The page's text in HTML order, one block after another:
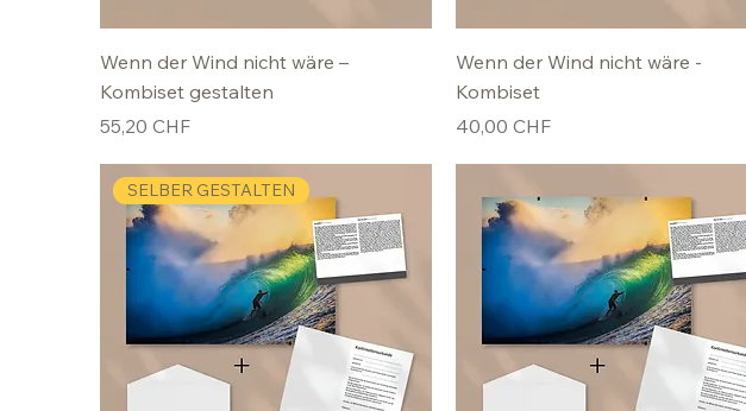
Wenn der Wind nicht wäre –
Kombiset gestalten
Preis
55,20 CHF
Wenn der Wind nicht wäre -
Kombiset
Preis
40,00 CHF
SELBER GESTALTEN